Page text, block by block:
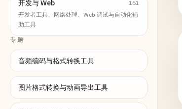
开发与 Web
161
开发者工具、网络处理、Web 调试与自动化辅
助工具
专题
音频编码与格式转换工具
图片格式转换与动画导出工具